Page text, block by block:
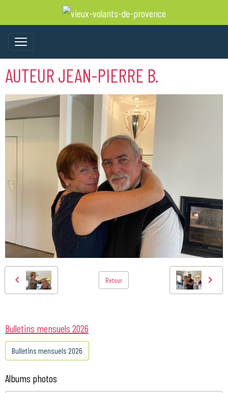
AUTEUR JEAN-PIERRE B.
Retour
Bulletins mensuels 2026
Bulletins mensuels 2026
Albums photos